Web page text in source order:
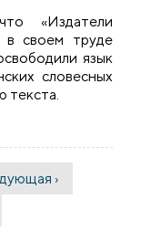
«Издатели
в своем труде
язык
словесных
текста.
книги
›